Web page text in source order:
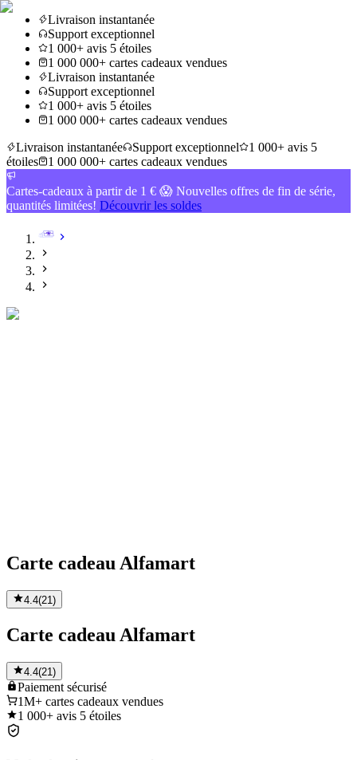
Livraison instantanée
Support exceptionnel
1 000+ avis 5 étoiles
1 000 000+ cartes cadeaux vendues
Livraison instantanée
Support exceptionnel
1 000+ avis 5 étoiles
1 000 000+ cartes cadeaux vendues
Livraison instantanée
Support exceptionnel
1 000+ avis 5
étoiles
1 000 000+ cartes cadeaux vendues
Cartes-cadeaux à partir de 1 € 😱 Nouvelles offres de fin de série,
quantités limitées! Découvrir les soldes
Carte cadeau Alfamart
4.4(21 )
Carte cadeau Alfamart
4.4(21)
Paiement sécurisé
1M+ cartes cadeaux vendues
1 000+ avis 5 étoiles